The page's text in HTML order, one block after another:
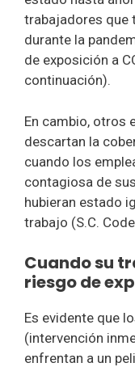
trabajadores que
durante la
de exposición a
continuación).
En cambio, otros
descartan la
cuando los
contagiosa de
hubieran estado
trabajo (S.C.
Cuando su
riesgo de
Es evidente que
(intervención
enfrentan a un